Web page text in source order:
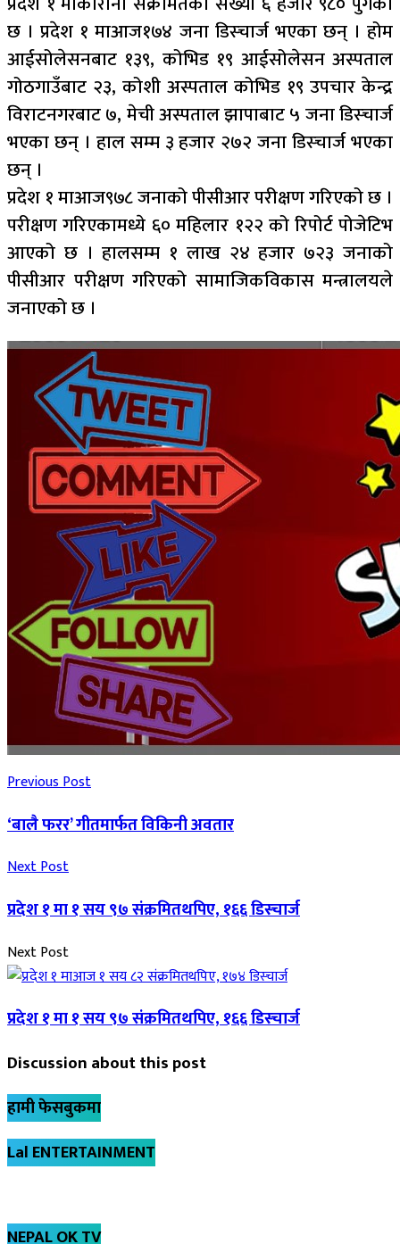
छ । प्रदेश १ माआज१७४ जना डिस्चार्ज भएका छन् । होम
आईसोलेसनबाट १३९, कोभिड १९ आईसोलेसन अस्पताल
गोठगाउँबाट २३, कोशी अस्पताल कोभिड १९ उपचार केन्द्र
विराटनगरबाट ७, मेची अस्पताल झापाबाट ५ जना डिस्चार्ज
भएका छन् । हाल सम्म ३ हजार २७२ जना डिस्चार्ज भएका
छन् ।
प्रदेश १ माआज९७८ जनाको पीसीआर परीक्षण गरिएको छ ।
परीक्षण गरिएकामध्ये ६० महिलार १२२ को रिपोर्ट पोजेटिभ
आएको छ । हालसम्म १ लाख २४ हजार ७२३ जनाको
पीसीआर परीक्षण गरिएको सामाजिकविकास मन्त्रालयले
जनाएको छ ।
Previous Post
‘बालै फरर’ गीतमार्फत विकिनी अवतार
Next Post
प्रदेश १ मा १ सय ९७ संक्रमितथपिए, १६६ डिस्चार्ज
Next Post
प्रदेश १ मा १ सय ९७ संक्रमितथपिए, १६६ डिस्चार्ज
Discussion about this post
हामी फेसबुकमा
Lal ENTERTAINMENT
NEPAL OK TV